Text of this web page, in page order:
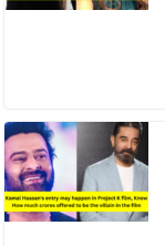
o p